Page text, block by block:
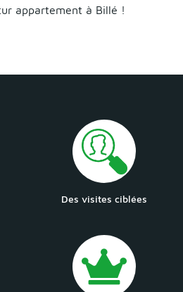
appartement à Billé !
Des visites ciblées